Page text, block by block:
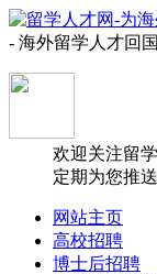
- 海外留学人才回
欢迎关注留
定期为您推
网站主页
高校招聘
博士后招聘